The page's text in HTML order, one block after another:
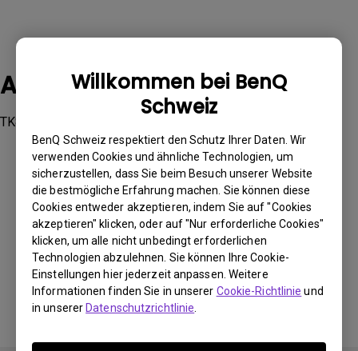
Willkommen bei BenQ
Schweiz
BenQ Schweiz respektiert den Schutz Ihrer Daten. Wir
verwenden Cookies und ähnliche Technologien, um
sicherzustellen, dass Sie beim Besuch unserer Website
die bestmögliche Erfahrung machen. Sie können diese
Cookies entweder akzeptieren, indem Sie auf "Cookies
akzeptieren" klicken, oder auf "Nur erforderliche Cookies"
klicken, um alle nicht unbedingt erforderlichen
Technologien abzulehnen. Sie können Ihre Cookie-
Einstellungen hier jederzeit anpassen. Weitere
Informationen finden Sie in unserer Cookie-Richtlinie und
in unserer Datenschutzrichtlinie
Anwendbare Modelle
TK800, TK800M
Waren diese Informationen hilfreich?
Ja Nein